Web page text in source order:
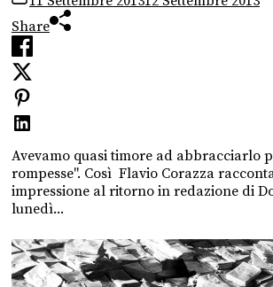
Share
Avevamo quasi timore ad abbracciarlo
rompesse". Così Flavio Corazza
impressione al ritorno in redazione di
lunedì...